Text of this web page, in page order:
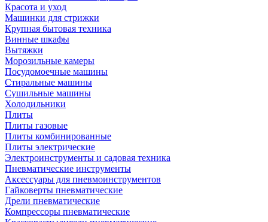
Красота и уход
Машинки для стрижки
Крупная бытовая техника
Винные шкафы
Вытяжки
Морозильные камеры
Посудомоечные машины
Стиральные машины
Сушильные машины
Холодильники
Плиты
Плиты газовые
Плиты комбинированные
Плиты электрические
Электроинструменты и садовая техника
Пневматические инструменты
Аксессуары для пневмоинструментов
Гайковерты пневматические
Дрели пневматические
Компрессоры пневматические